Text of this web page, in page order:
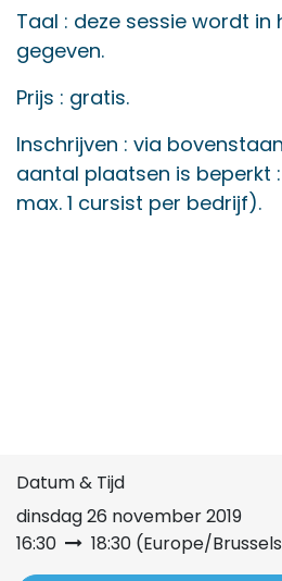
Taal : deze sessie wordt in
gegeven.
Prijs : gratis.
Inschrijven : via
aantal plaatsen is beperkt
max. 1 cursist per bedrijf).
Datum & Tijd
dinsdag 26 november 2019
16:30
18:30 (Europe/Brussels